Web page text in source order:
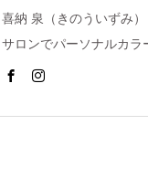
喜納 泉（きのういずみ） ミリョクPlus＋
サロンでパーソナルカラ
ショッピング同行のメニ
た、美容室のスタッフ